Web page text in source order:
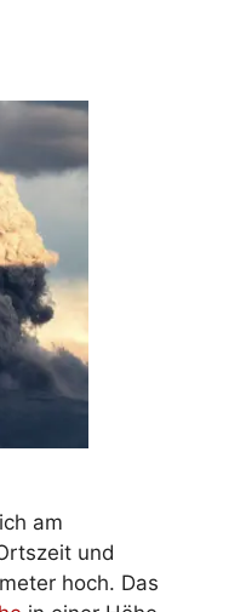
am
und
hoch. Das